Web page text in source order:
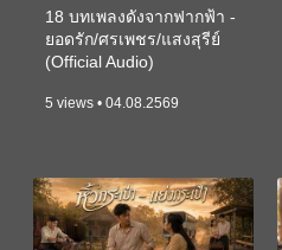
18 บทเพลงดังจากฟากฟ้า -
ยอดรัก/ศรเพชร/แสงสุรีย์
(Official Audio)
5 views • 04.08.2569